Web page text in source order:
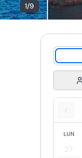
1/9
LUN
27